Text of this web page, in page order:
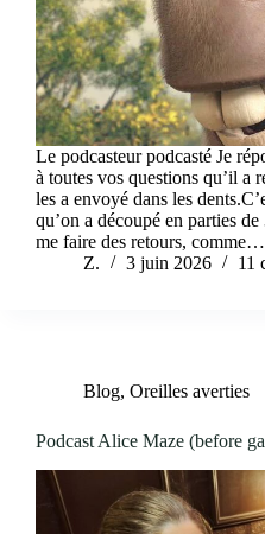
Le podcasteur podcasté Je
à toutes vos questions qu’il a
les a envoyé dans les
qu’on a découpé en parties
me faire des retours, comme…
Z.
3 juin 2026 11
Blog, Oreilles averties
Podcast Alice Maze (before